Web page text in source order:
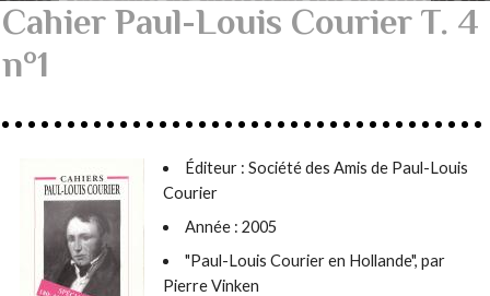
Cahier Paul-Louis Courier T. 4
n°1
Éditeur : Société des Amis de Paul-Louis
Courier
Année : 2005
"Paul-Louis Courier en Hollande", par
Pierre Vinken